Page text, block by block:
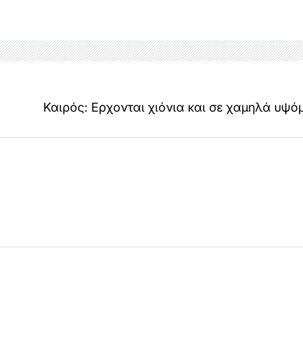
Καιρός: Ερχονται χιόνια και σε χαμηλά